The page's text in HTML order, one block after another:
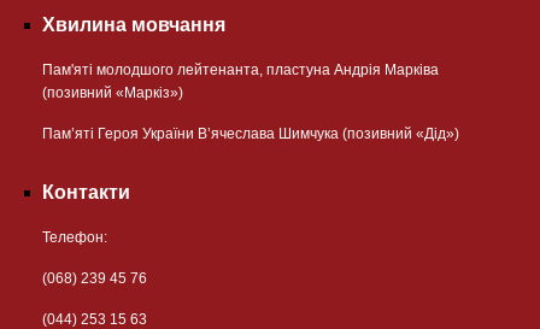
Хвилина мовчання
Пам'яті молодшого лейтенанта, пластуна Андрія Марківа
(позивний «Маркіз»)
Пам’яті Героя України В’ячеслава Шимчука (позивний «Дід»)
Контакти
Телефон:
(068) 239 45 76
(044) 253 15 63